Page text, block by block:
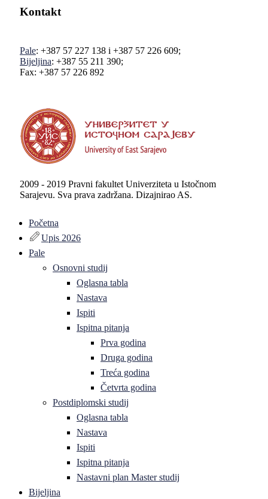
Kontakt
Pale: +387 57 227 138 i +387 57 226 609;
Bijeljina: +387 55 211 390;
Fax: +387 57 226 892
2009 - 2019 Pravni fakultet Univerziteta u Istočnom
Sarajevu. Sva prava zadržana. Dizajnirao AS.
Početna
Upis 2026
Pale
Osnovni studij
Oglasna tabla
Nastava
Ispiti
Ispitna pitanja
Prva godina
Druga godina
Treća godina
Četvrta godina
Postdiplomski studij
Oglasna tabla
Nastava
Ispiti
Ispitna pitanja
Nastavni plan Master studij
Bijeljina